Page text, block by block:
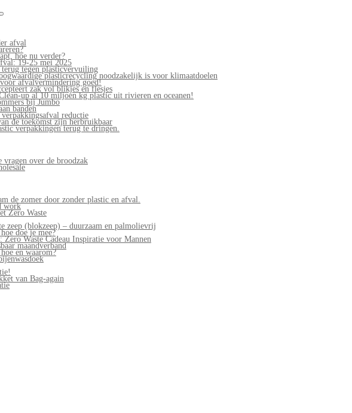
afval
hoe nu verder?
19-25 mei 2025
tegen plasticvervuiling
plasticrecycling noodzakelijk is voor klimaatdoelen
afvalvermindering goed!
zak vol blikjes en flesjes
up al 10 miljoen kg plastic uit rivieren en oceanen!
bij Jumbo
banden
reductie
de toekomst zijn herbruikbaar
verpakkingen terug te dringen.
vragen over de broodzak
de zomer door zonder plastic en afval.
work
Zero Waste
zeep (blokzeep) – duurzaam en palmolievrij
doe je mee?
Zero Waste Cadeau Inspiratie voor Mannen
maandverband
en waarom?
van Bag-again